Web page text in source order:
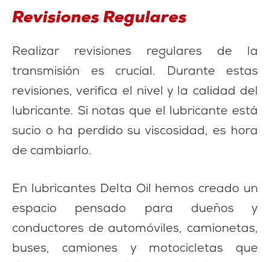
Revisiones Regulares
Realizar revisiones regulares de la
transmisión es crucial. Durante estas
revisiones, verifica el nivel y la calidad del
lubricante. Si notas que el lubricante está
sucio o ha perdido su viscosidad, es hora
de cambiarlo.
En lubricantes Delta Oil hemos creado un
espacio pensado para dueños y
conductores de automóviles, camionetas,
buses, camiones y motocicletas que